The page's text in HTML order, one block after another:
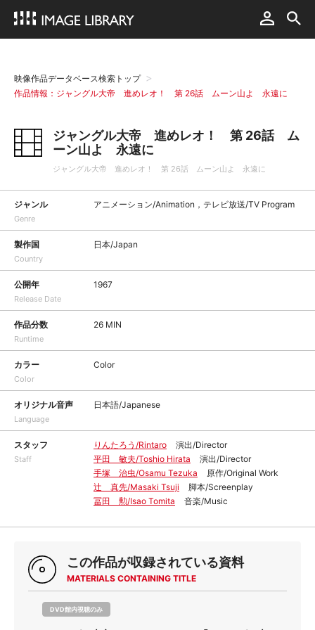
映像作品データベース検索トップ
作品情報：ジャングル大帝 進めレオ！ 第 26話 ムーン山よ 永遠に
ジャングル大帝 進めレオ！ 第 26話 ム
ーン山よ 永遠に
ジャングル大帝 進めレオ！ 第 26話 ムーン山よ 永遠に
ジャンル
Genre
アニメーション/Animation，テレビ放送/TV Program
製作国
Country
日本/Japan
公開年
Release Date
1967
作品分数
Runtime
26 MIN
カラー
Color
Color
オリジナル音声
Language
日本語/Japanese
スタッフ
Staff
りんたろう/Rintaro
演出/Director
平田 敏夫/Toshio Hirata
演出/Director
手塚 治虫/Osamu Tezuka
原作/Original Work
辻 真先/Masaki Tsuji
脚本/Screenplay
冨田 勲/Isao Tomita
音楽/Music
この作品が収録されている資料
MATERIALS CONTAINING TITLE
DVD館内視聴のみ